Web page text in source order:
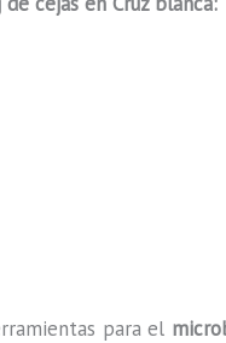
para el